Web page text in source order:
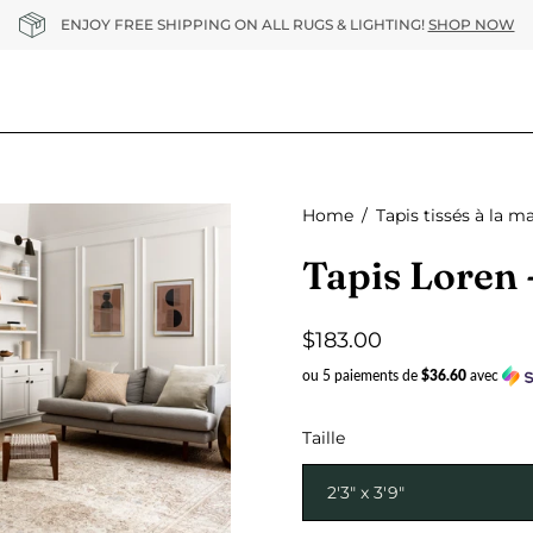
ENJOY FREE SHIPPING ON ALL RUGS & LIGHTING! SHOP NOW
Home / Tapis tissés à la
Tapis Loren
$183.00
ou 5 paiements de $36.60 avec
Taille
2'3" x 3'9"